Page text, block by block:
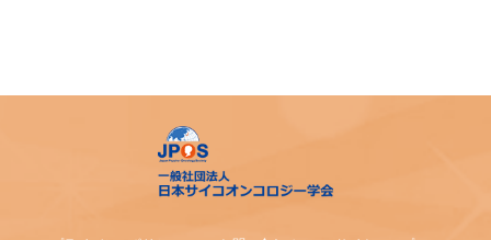
アピアランス＜問題＞への心理社会的支援のための研修会